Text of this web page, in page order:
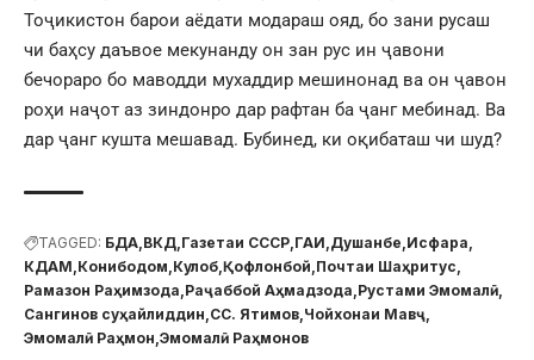
Тоҷикистон барои аёдати модараш ояд, бо зани русаш
чи баҳсу даъвое мекунанду он зан рус ин ҷавони
бечораро бо маводди мухаддир мешинонад ва он ҷавон
роҳи наҷот аз зиндонро дар рафтан ба ҷанг мебинад. Ва
дар ҷанг кушта мешавад. Бубинед, ки оқибаташ чи шуд?
TAGGED: БДА ВКД Газетаи СССР ГАИ Душанбе Исфара
КДАМ Конибодом Кулоб Қофлонбой Почтаи Шаҳритус
Рамазон Раҳимзода Раҷаббой Аҳмадзода Рустами Эмомалӣ
Сангинов суҳайлиддин СС. Ятимов Чойхонаи Мавҷ
Эмомалӣ Раҳмон Эмомалӣ Раҳмонов